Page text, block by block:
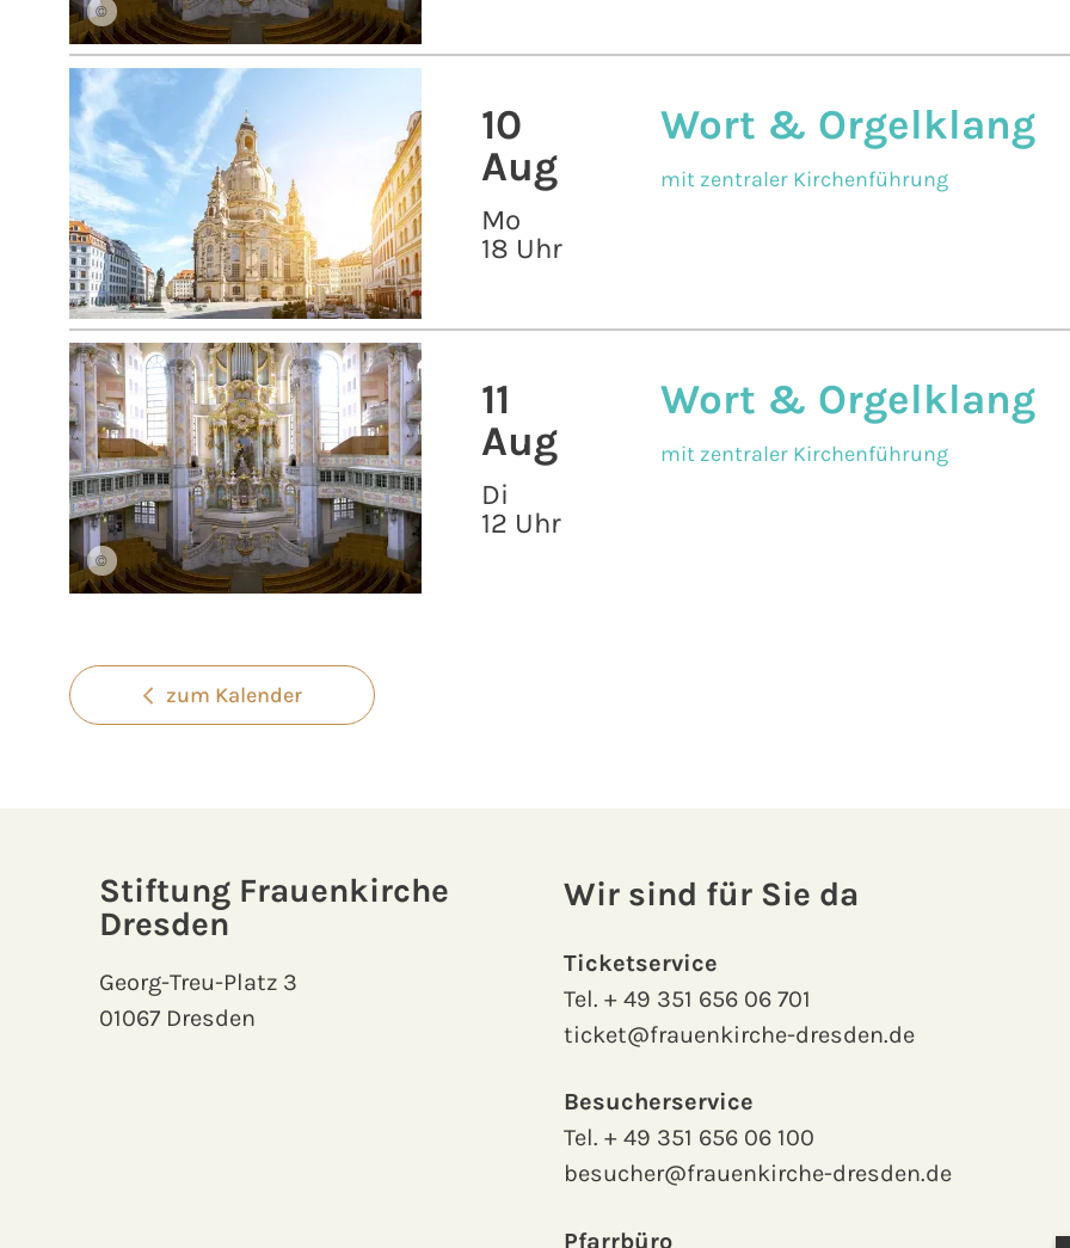
©
10
Aug
Mo
18 Uhr
Wort & Orgelklang
mit zentraler Kirchenführung
©
11
Aug
Di
12 Uhr
Wort & Orgelklang
mit zentraler Kirchenführung
zum Kalender
Stiftung Frauenkirche
Dresden
Georg-Treu-Platz 3
01067 Dresden
Wir sind für Sie da
Ticketservice
Tel.+ 49 351 656 06 701
ticket@frauenkirche-dresden.de
Besucherservice
Tel.+ 49 351 656 06 100
besucher@frauenkirche-dresden.de
Pfarrbüro